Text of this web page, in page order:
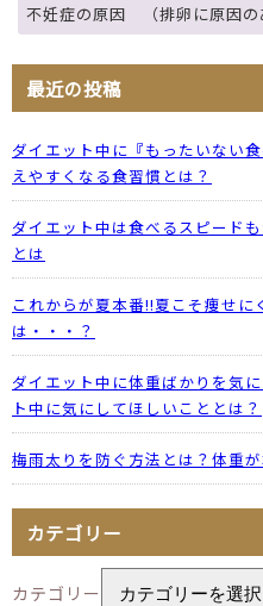
不妊症の原因 （排卵に原因の
最近の投稿
ダイエット中に『もったいない
えやすくなる食習慣とは？
ダイエット中は食べるスピード
とは
これからが夏本番!!夏こそ痩せに
は・・・？
ダイエット中に体重ばかりを気
ト中に気にしてほしいこととは？
梅雨太りを防ぐ方法とは？体重
カテゴリー
カテゴリー